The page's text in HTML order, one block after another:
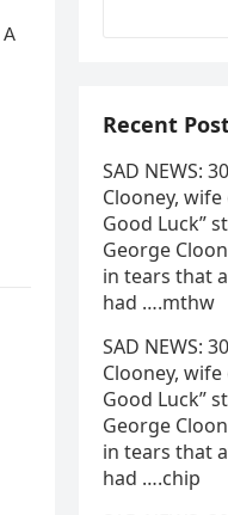
Recent
SAD NEWS:
Clooney,
Good Luck”
George
in tears that
had ….mthw
SAD NEWS:
Clooney,
Good Luck”
George
in tears that
had ….chip